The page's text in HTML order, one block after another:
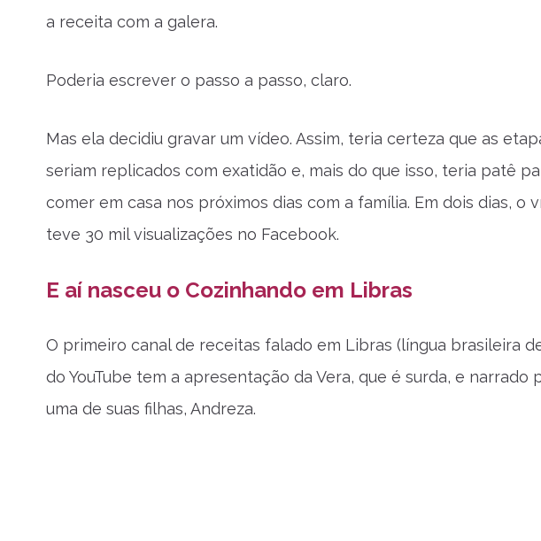
a receita com a galera.
Poderia escrever o passo a passo, claro.
Mas ela decidiu gravar um vídeo. Assim, teria certeza que as
seriam replicados com exatidão e, mais do que isso, teria patê
comer em casa nos próximos dias com a família. Em dois dias, o
teve 30 mil visualizações no Facebook.
E aí nasceu o Cozinhando em Libras
O primeiro canal de receitas falado em Libras (língua brasileira
do YouTube tem a apresentação da Vera, que é surda, e narrado
uma de suas filhas, Andreza.